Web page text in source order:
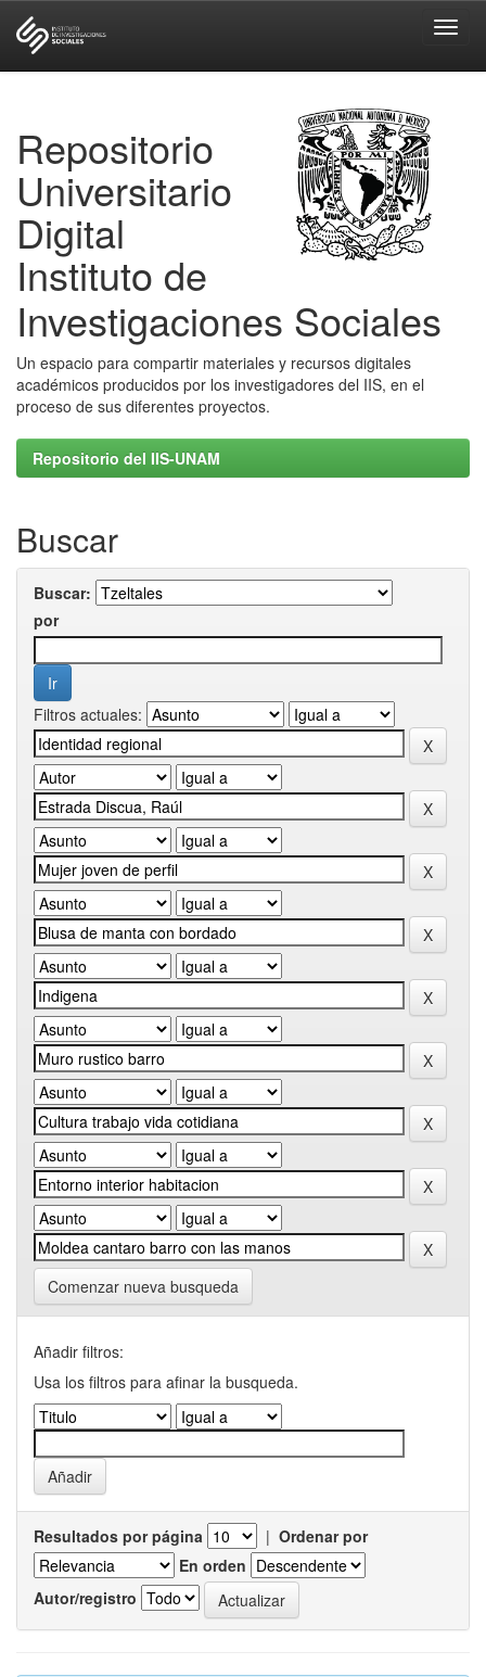
Repositorio
Universitario
Digital
Instituto de
Investigaciones Sociales
Un espacio para compartir materiales y recursos digitales
académicos producidos por los investigadores del IIS, en el
proceso de sus diferentes proyectos.
Repositorio del IIS-UNAM
Buscar
Buscar:
por
Filtros actuales:
Comenzar nueva busqueda
Añadir filtros:
Usa los filtros para afinar la busqueda.
Resultados por página | Ordenar por
En orden
Autor/registro